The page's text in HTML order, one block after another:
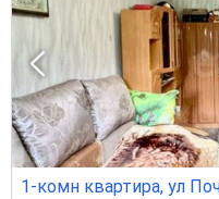
1-комн квартира, ул